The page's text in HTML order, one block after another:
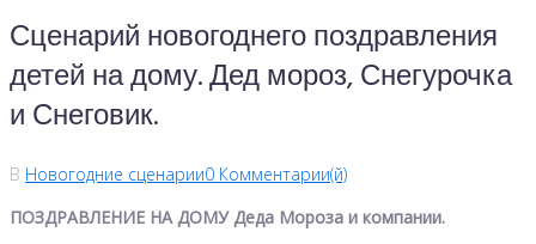
Сценарий новогоднего поздравления
детей на дому. Дед мороз, Снегурочка
и Снеговик.
В Новогодние сценарии0 Комментарии(й)
ПОЗДРАВЛЕНИЕ НА ДОМУ Деда Мороза и компании.